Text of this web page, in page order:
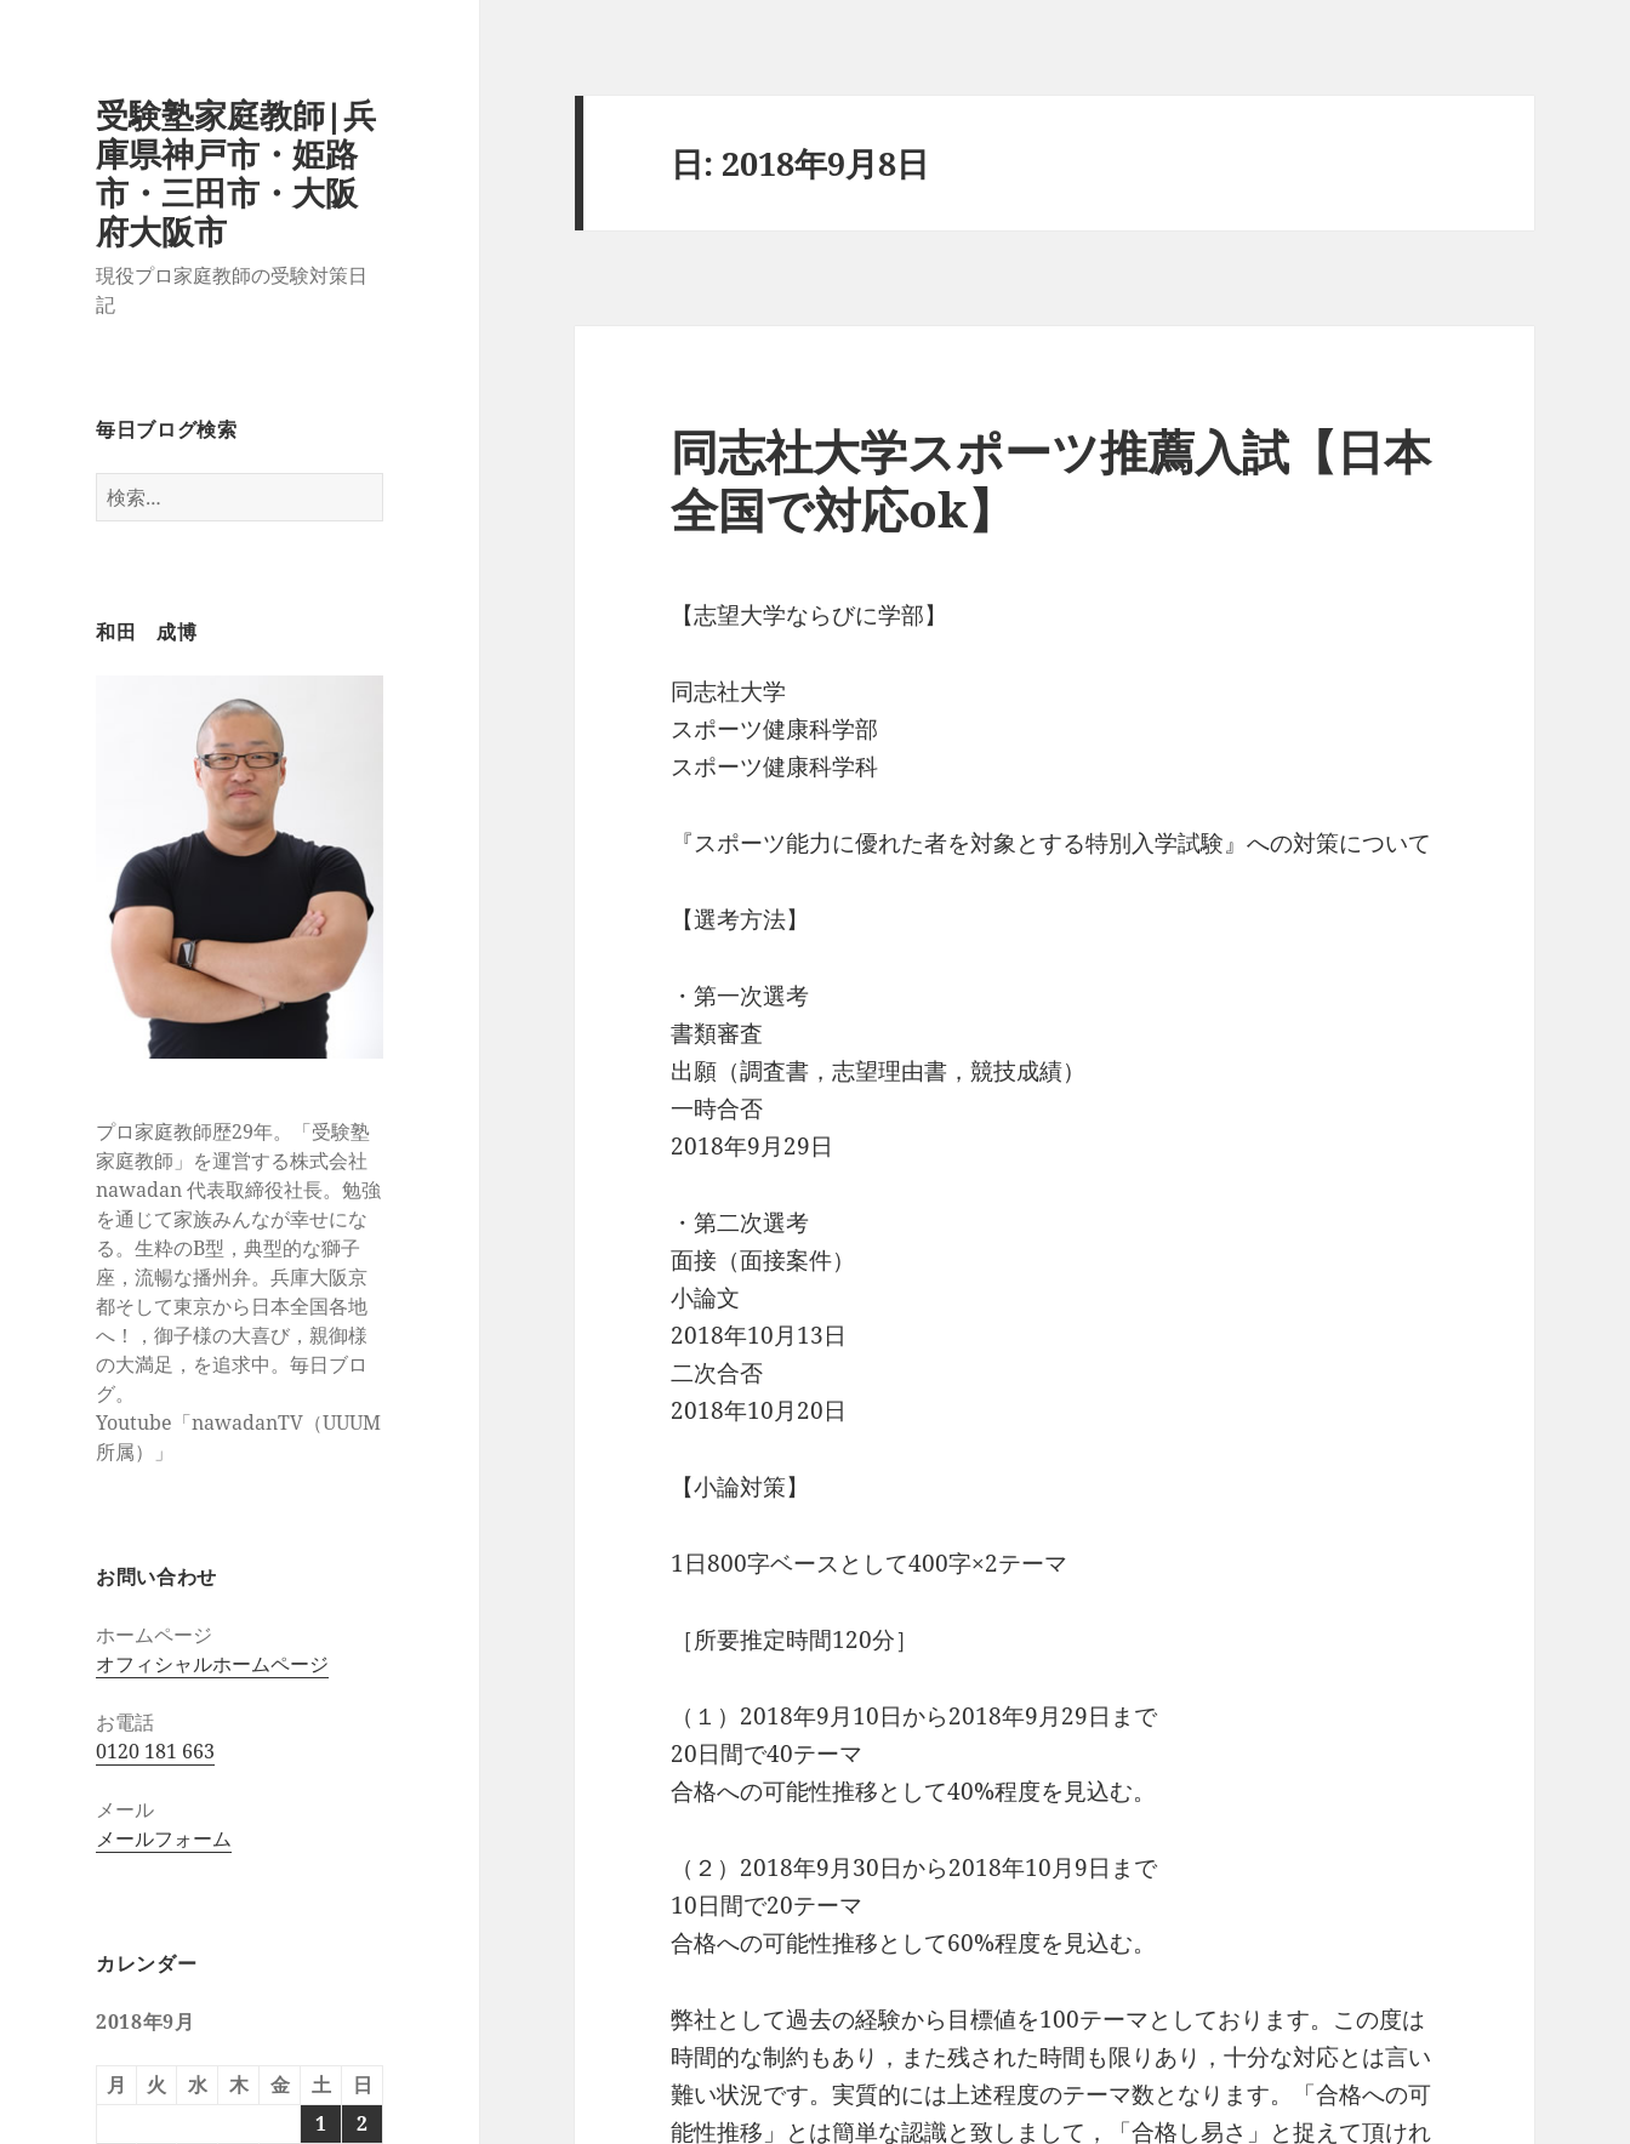
受験塾家庭教師|兵
庫県神戸市・姫路
市・三田市・大阪
府大阪市
現役プロ家庭教師の受験対策日
記
毎日ブログ検索
検
索:
和田 成博
プロ家庭教師歴29年。「受験塾
家庭教師」を運営する株式会社
nawadan 代表取締役社長。勉強
を通じて家族みんなが幸せにな
る。生粋のB型，典型的な獅子
座，流暢な播州弁。兵庫大阪京
都そして東京から日本全国各地
へ！，御子様の大喜び，親御様
の大満足，を追求中。毎日ブロ
グ。
Youtube「nawadanTV（UUUM
所属）」
お問い合わせ
ホームページ
オフィシャルホームページ
お電話
0120 181 663
メール
メールフォーム
カレンダー
2018年9月
月 火 水 木 金 土
日
1
2
日: 2018年9月8日
同志社大学スポーツ推薦入試【日本
全国で対応ok】
【志望大学ならびに学部】
同志社大学
スポーツ健康科学部
スポーツ健康科学科
『スポーツ能力に優れた者を対象とする特別入学試験』への対策について
【選考方法】
・第一次選考
書類審査
出願（調査書，志望理由書，競技成績）
一時合否
2018年9月29日
・第二次選考
面接（面接案件）
小論文
2018年10月13日
二次合否
2018年10月20日
【小論対策】
1日800字ベースとして400字×2テーマ
［所要推定時間120分］
（１）2018年9月10日から2018年9月29日まで
20日間で40テーマ
合格への可能性推移として40%程度を見込む。
（２）2018年9月30日から2018年10月9日まで
10日間で20テーマ
合格への可能性推移として60%程度を見込む。
弊社として過去の経験から目標値を100テーマとしております。この度は
時間的な制約もあり，また残された時間も限りあり，十分な対応とは言い
難い状況です。実質的には上述程度のテーマ数となります。「合格への可
能性推移」とは簡単な認識と致しまして，「合格し易さ」と捉えて頂けれ